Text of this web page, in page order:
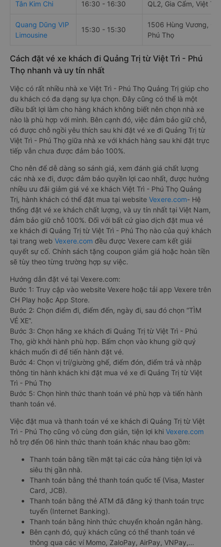
Tân Kim Chi 16:30 - 16:30 QL2, Gia Cẩm, Việt
Quang Dũng VIP
Limousine
15:30 - 15:30
1506 Hùng Vương,
Phú Thọ
Cách đặt vé xe khách đi Quảng Trị từ Việt Trì - Phú
Thọ nhanh và uy tín nhất
Việc có rất nhiều nhà xe Việt Trì - Phú Thọ Quảng Trị giúp cho
du khách có đa dạng sự lựa chọn. Đây cũng có thể là một
điều bất lợi làm cho hàng khách không biết nên chọn nhà xe
nào là phù hợp với mình. Bên cạnh đó, việc đảm bảo giữ chỗ,
có được chỗ ngồi yêu thích sau khi đặt vé xe đi Quảng Trị từ
Việt Trì - Phú Thọ giữa nhà xe với khách hàng sau khi đặt trực
tiếp vẫn chưa được đảm bảo 100%.
Cho nên để dễ dàng so sánh giá, xem đánh giá chất lượng
các nhà xe đi, được đảm bảo quyền lợi cao nhất, được hưởng
nhiều ưu đãi giảm giá vé xe khách Việt Trì - Phú Thọ Quảng
Trị, hành khách có thể đặt mua tại website Vexere.com- Hệ
thống đặt vé xe khách chất lượng, và uy tín nhất tại Việt Nam,
đảm bảo giữ chỗ 100%. Đối với bất cứ giao dịch đặt mua vé
xe khách đi Quảng Trị từ Việt Trì - Phú Thọ nào của quý khách
tại trang web Vexere.com đều được Vexere cam kết giải
quyết sự cố. Chính sách tặng coupon giảm giá hoặc hoàn tiền
sẽ tùy theo từng trường hợp sự việc.
Hướng dẫn đặt vé tại Vexere.com:
Bước 1: Truy cập vào website Vexere hoặc tải app Vexere trên
CH Play hoặc App Store.
Bước 2: Chọn điểm đi, điểm đến, ngày đi, sau đó chọn “TÌM
VÉ XE”.
Bước 3: Chọn hãng xe khách đi Quảng Trị từ Việt Trì - Phú
Thọ, giờ khởi hành phù hợp. Bấm chọn vào khung giờ quý
khách muốn đi để tiến hành đặt vé.
Bước 4: Chọn vị trí/giường ghế, điểm đón, điểm trả và nhập
thông tin hành khách khi đặt mua vé xe đi Quảng Trị từ Việt
Trì - Phú Thọ
Bước 5: Chọn hình thức thanh toán vé phù hợp và tiến hành
thanh toán vé.
Việc đặt mua và thanh toán vé xe khách đi Quảng Trị từ Việt
Trì - Phú Thọ cũng vô cùng đơn giản, tiện lợi khi Vexere.com
hỗ trợ đến 06 hình thức thanh toán khác nhau bao gồm:
Thanh toán bằng tiền mặt tại các cửa hàng tiện lợi và
siêu thị gần nhà.
Thanh toán bằng thẻ thanh toán quốc tế (Visa, Master
Card, JCB).
Thanh toán bằng thẻ ATM đã đăng ký thanh toán trực
tuyến (Internet Banking).
Thanh toán bằng hình thức chuyển khoản ngân hàng.
Bên cạnh đó, quý khách cũng có thể thanh toán vé
thông qua các ví Momo, ZaloPay, AirPay, VNPay,…